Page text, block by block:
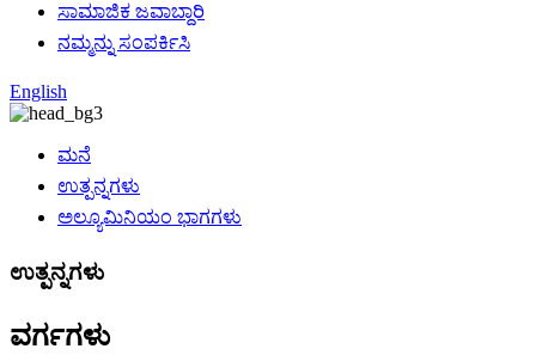
ಸಾಮಾಜಿಕ ಜವಾಬ್ದಾರಿ
ನಮ್ಮನ್ನು ಸಂಪರ್ಕಿಸಿ
English
ಮನೆ
ಉತ್ಪನ್ನಗಳು
ಅಲ್ಯೂಮಿನಿಯಂ ಭಾಗಗಳು
ಉತ್ಪನ್ನಗಳು
ವರ್ಗಗಳು